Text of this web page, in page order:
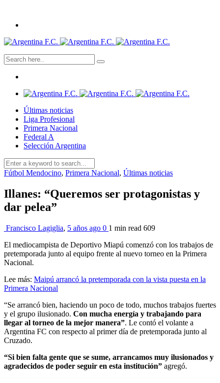
Últimas noticias
Liga Profesional
Primera Nacional
Federal A
Selección Argentina
Fútbol Mendocino, Primera Nacional, Últimas noticias
Illanes: “Queremos ser protagonistas y
dar pelea”
Francisco Lagiglia, 5 años ago 0 1 min read 609
El mediocampista de Deportivo Miapú comenzó con los trabajos de
pretemporada junto al equipo frente al nuevo torneo en la Primera
Nacional.
Lee más: Maipú arrancó la pretemporada con la vista puesta en la
Primera Nacional
“Se arrancó bien, haciendo un poco de todo, muchos trabajos fuertes
y el grupo ilusionado. Con mucha energía y trabajando para
llegar al torneo de la mejor manera”. Le contó el volante a
Argentina FC con respecto al primer día de pretemporada junto al
Cruzado.
“Si bien falta gente que se sume, arrancamos muy ilusionados y
agradecidos de poder seguir en esta institución” agregó.